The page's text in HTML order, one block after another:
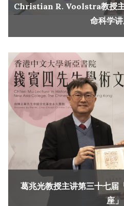
Christian R. Voolstra教授
命科学讲
葛兆光教授主讲第三十七届
座」